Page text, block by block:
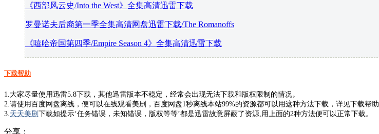
《西部风云史/Into the West》全集高清迅雷下载
罗曼诺夫后裔第一季全集高清网盘迅雷下载/The Romanoffs
《嘻哈帝国第四季/Empire Season 4》全集高清迅雷下载
下载帮助
1.大家尽量使用迅雷5.8下载，其他迅雷版本不稳定，经常会出现无法下载和版权限制的情况。
2.请使用百度网盘离线，便可以在线观看美剧，百度网盘1秒离线本站99%的资源都可以用这种方法下载，详见下载帮助
3.天天美剧 下载如提示‘任务错误，未知错误，版权等等’都是迅雷故意屏蔽了资源,用上面的2种方法便可以正常下载。
分享：